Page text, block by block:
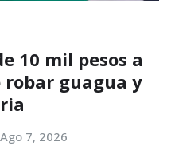
10 mil pesos a
robar guagua y
Ago 7, 2026